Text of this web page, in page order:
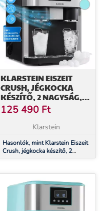
KLARSTEIN EISZEIT
CRUSH, JÉGKOCKA
KÉSZÍTŐ, 2 NAGYSÁG,
ZÚZOTT JÉG, EZÜST
125 490 Ft
Klarstein
Hasonlók, mint Klarstein Eiszeit
Crush, jégkocka készítő, 2
nagyság, zúzott jég, ezüst